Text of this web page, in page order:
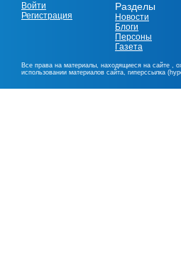
Войти
Регистрация
Разделы
Новости
Блоги
Персоны
Газета
Все права на материалы, находящиеся на сайте ,
использовании материалов сайта, гиперссылка